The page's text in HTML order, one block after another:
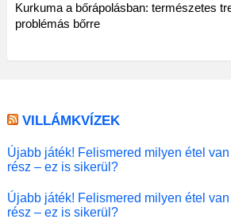
Kurkuma a bőrápolásban: természetes
problémás bőrre
VILLÁMKVÍZEK
Újabb játék! Felismered milyen étel
rész – ez is sikerül?
Újabb játék! Felismered milyen étel
rész – ez is sikerül?